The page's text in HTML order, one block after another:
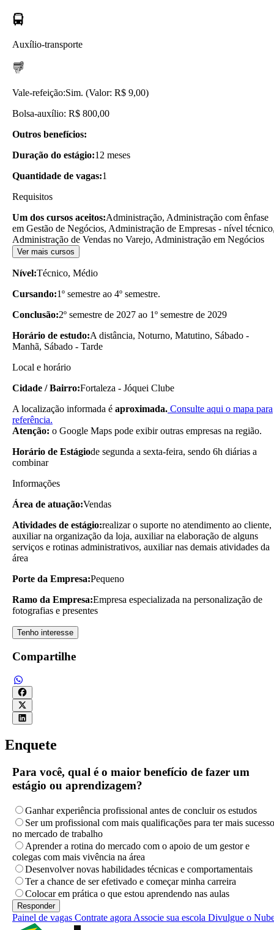
Auxílio-transporte
Vale-refeição:Sim. (Valor: R$ 9,00)
Bolsa-auxílio: R$ 800,00
Outros benefícios:
Duração do estágio:12 meses
Quantidade de vagas:1
Requisitos
Um dos cursos aceitos:Administração, Administração com ênfase
em Gestão de Negócios, Administração de Empresas - nível
Administração de Vendas no Varejo, Administração em Negócios
Ver mais cursos
Nível:Técnico, Médio
Cursando:1º semestre ao 4º semestre.
Conclusão:2º semestre de 2027 ao 1º semestre de 2029
Horário de estudo:A distância, Noturno, Matutino, Sábado -
Manhã, Sábado - Tarde
Local e horário
Cidade / Bairro:Fortaleza - Jóquei Clube
A localização informada é aproximada. Consulte aqui o mapa para
referência.
Atenção: o Google Maps pode exibir outras empresas na região.
Horário de Estágiode segunda a sexta-feira, sendo 6h diárias a
combinar
Informações
Área de atuação:Vendas
Atividades de estágio:realizar o suporte no atendimento ao cliente,
auxiliar na organização da loja, auxiliar na elaboração de alguns
serviços e rotinas administrativos, auxiliar nas demais atividades da
área
Porte da Empresa:Pequeno
Ramo da Empresa:Empresa especializada na personalização de
fotografias e presentes
Tenho interesse
Compartilhe
Enquete
Para você, qual é o maior benefício de fazer um
estágio ou aprendizagem?
Ganhar experiência profissional antes de concluir os estudos
Ser um profissional com mais qualificações para ter mais sucesso
no mercado de trabalho
Aprender a rotina do mercado com o apoio de um gestor e
colegas com mais vivência na área
Desenvolver novas habilidades técnicas e comportamentais
Ter a chance de ser efetivado e começar minha carreira
Colocar em prática o que estou aprendendo nas aulas
Painel de vagas Contrate agora Associe sua escola Divulgue o